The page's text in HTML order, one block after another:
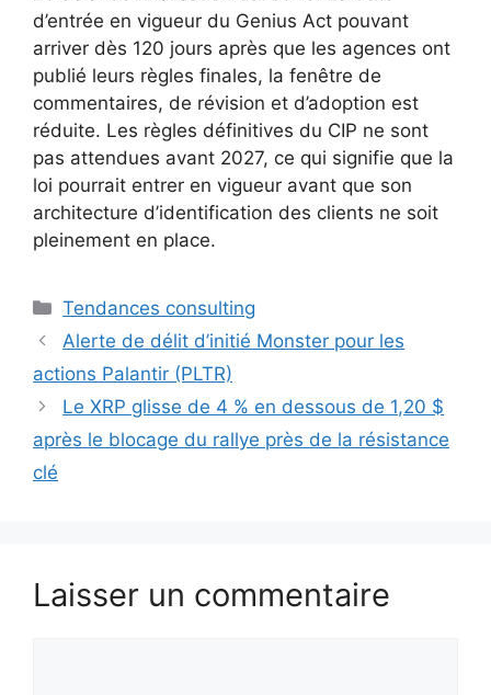
d’entrée en vigueur du Genius Act pouvant
arriver dès 120 jours après que les agences ont
publié leurs règles finales, la fenêtre de
commentaires, de révision et d’adoption est
réduite. Les règles définitives du CIP ne sont
pas attendues avant 2027, ce qui signifie que la
loi pourrait entrer en vigueur avant que son
architecture d’identification des clients ne soit
pleinement en place.
Catégories
Tendances consulting
Alerte de délit d’initié Monster pour les
actions Palantir (PLTR)
Le XRP glisse de 4 % en dessous de 1,20 $
après le blocage du rallye près de la résistance
clé
Laisser un commentaire